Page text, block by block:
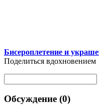
Бисероплетение и
Поделиться вдохновением
Обсуждение (0)